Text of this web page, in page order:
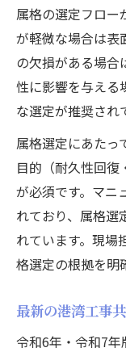
属格の選定フロー
が軽微な場合は表
の欠損がある場合
性に影響を与える
な選定が推奨され
属格選定にあたっ
目的（耐久性回
が必須です。マニ
れており、属格選
れています。現場
格選定の根拠を明
最新の港湾工事
令和6年・令和7